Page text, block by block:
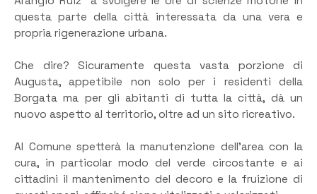
questa parte della città interessata da una vera e
propria rigenerazione urbana.
Che dire? Sicuramente questa vasta porzione di
Augusta, appetibile non solo per i residenti della
Borgata ma per gli abitanti di tutta la città, dà un
nuovo aspetto al territorio, oltre ad un sito ricreativo.
Al Comune spetterà la manutenzione dell’area con la
cura, in particolar modo del verde circostante e ai
cittadini il mantenimento del decoro e la fruizione di